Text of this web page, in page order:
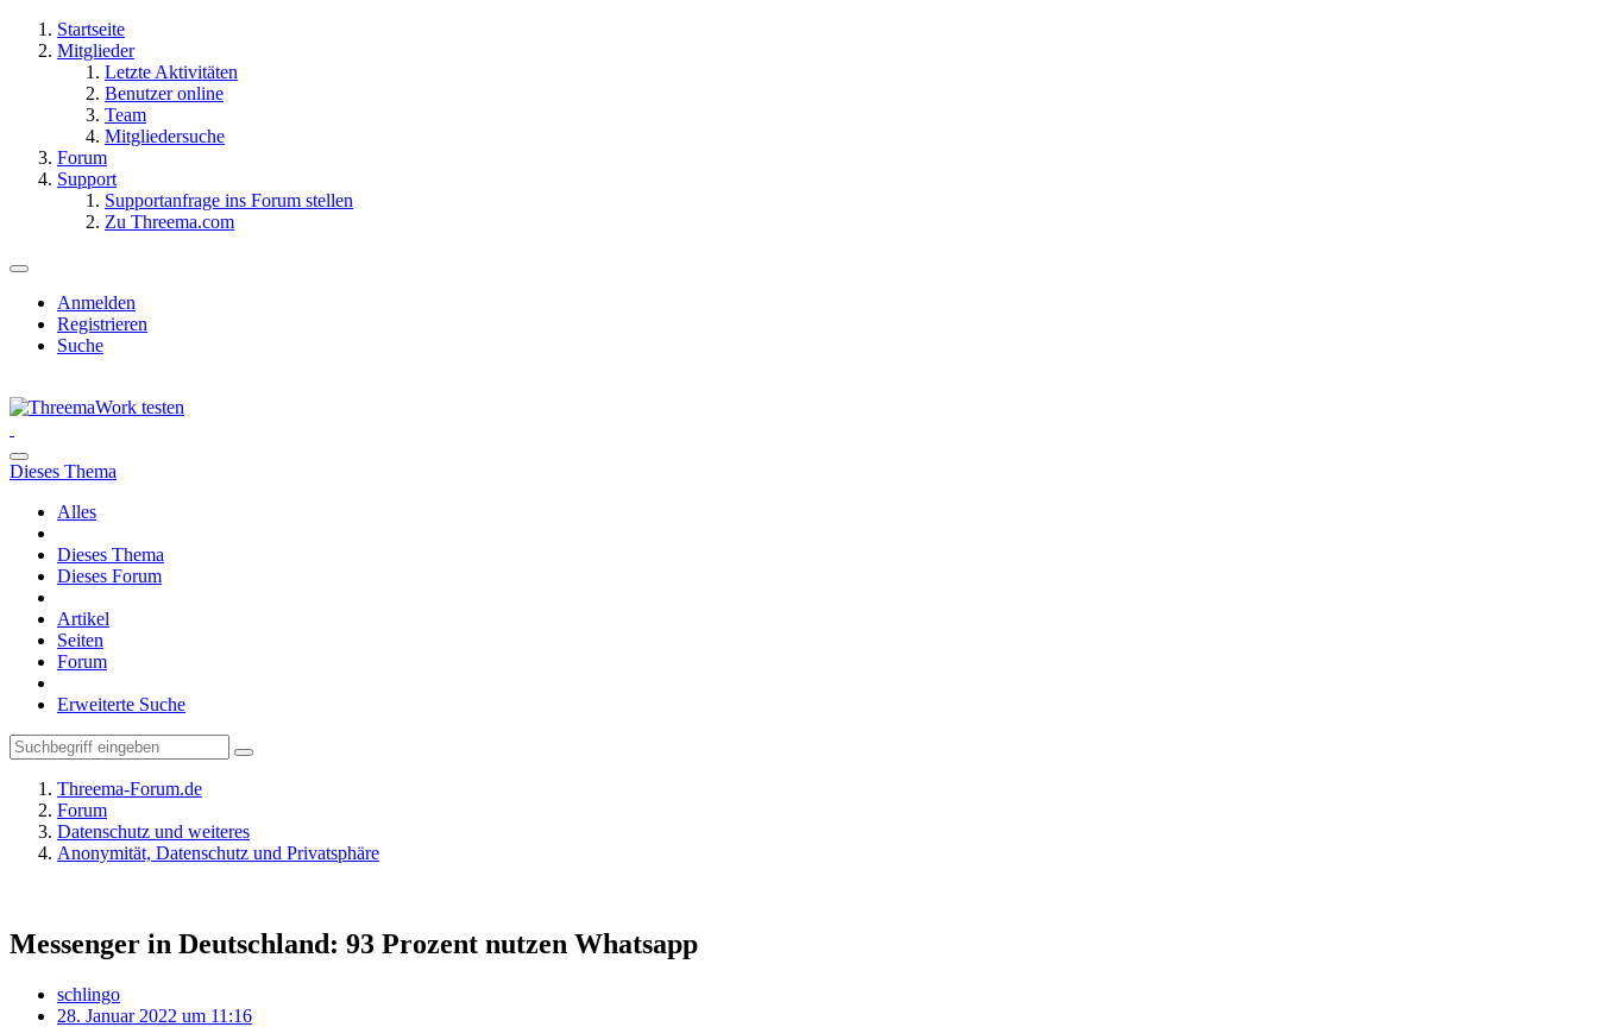
Startseite
Mitglieder
Letzte Aktivitäten
Benutzer online
Team
Mitgliedersuche
Forum
Support
Supportanfrage ins Forum stellen
Zu Threema.com
Anmelden
Registrieren
Suche
Dieses Thema
Alles
Dieses Thema
Dieses Forum
Artikel
Seiten
Forum
Erweiterte Suche
Threema-Forum.de
Forum
Datenschutz und weiteres
Anonymität, Datenschutz und Privatsphäre
Messenger in Deutschland: 93 Prozent nutzen Whatsapp
schlingo
28. Januar 2022 um 11:16